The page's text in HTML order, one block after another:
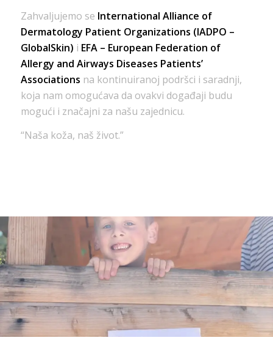
Zahvaljujemo se International Alliance of
Dermatology Patient Organizations (IADPO –
GlobalSkin) i EFA – European Federation of
Allergy and Airways Diseases Patients’
Associations na kontinuiranoj podršci i saradnji,
koja nam omogućava da ovakvi događaji budu
mogući i značajni za našu zajednicu.
“Naša koža, naš život.”